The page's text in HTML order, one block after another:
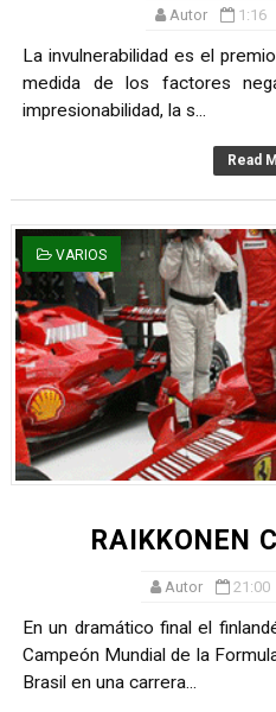
Autor 1:16
La invulnerabilidad es el
medida de los factores
impresionabilidad, la s...
Read
VARIOS
RAIKKONEN
Autor 21:00
En un dramático final el
Campeón Mundial de la
Brasil en una carrera...